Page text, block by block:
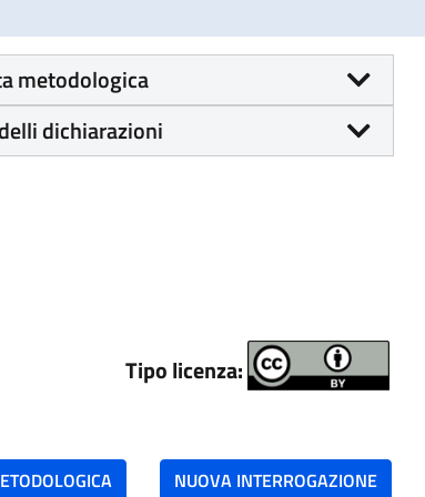
metodologica
dichiarazioni
Tipo licenza:
NUOVA INTERROGAZIONE